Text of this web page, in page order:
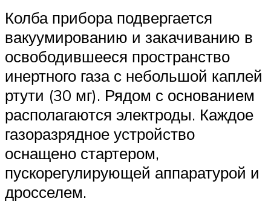
Колба прибора подвергается
вакуумированию и закачиванию в
освободившееся пространство
инертного газа с небольшой каплей
ртути (30 мг). Рядом с основанием
располагаются электроды. Каждое
газоразрядное устройство
оснащено стартером,
пускорегулирующей аппаратурой и
дросселем.